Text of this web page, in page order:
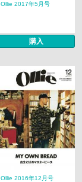
Ollie 2017年5月号
購入
Ollie 2016年12月号